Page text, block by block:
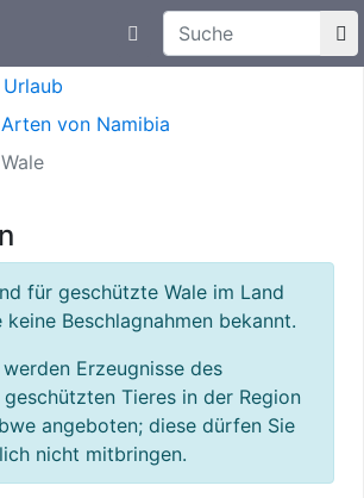
Aktuelle Meldungen
Suchtexteingabe
von Namibia
für geschützte Wale im Land
keine Beschlagnahmen bekannt.
Erzeugnisse des
Tieres in der Region
angeboten; diese dürfen Sie
nicht mitbringen.